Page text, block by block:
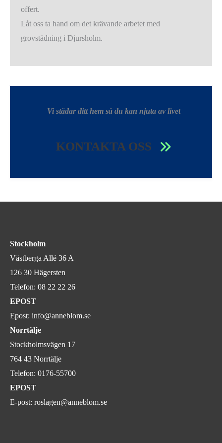
offert.
Låt oss ta hand om det krävande arbetet med
grovstädning i Djursholm.
Vi städar ditt hem så du kan njuta av livet
KONTAKTA OSS
Stockholm
Västberga Allé 36 A
126 30 Hägersten
Telefon: 08 22 22 26
EPOST
Epost: info@anneblom.se
Norrtälje
Stockholmsvägen 17
764 43 Norrtälje
Telefon: 0176-55700
EPOST
E-post: roslagen@anneblom.se